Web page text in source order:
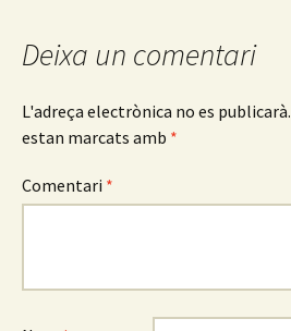
Deixa un comentari
L'adreça electrònica no es publicarà.
estan marcats amb *
Comentari *